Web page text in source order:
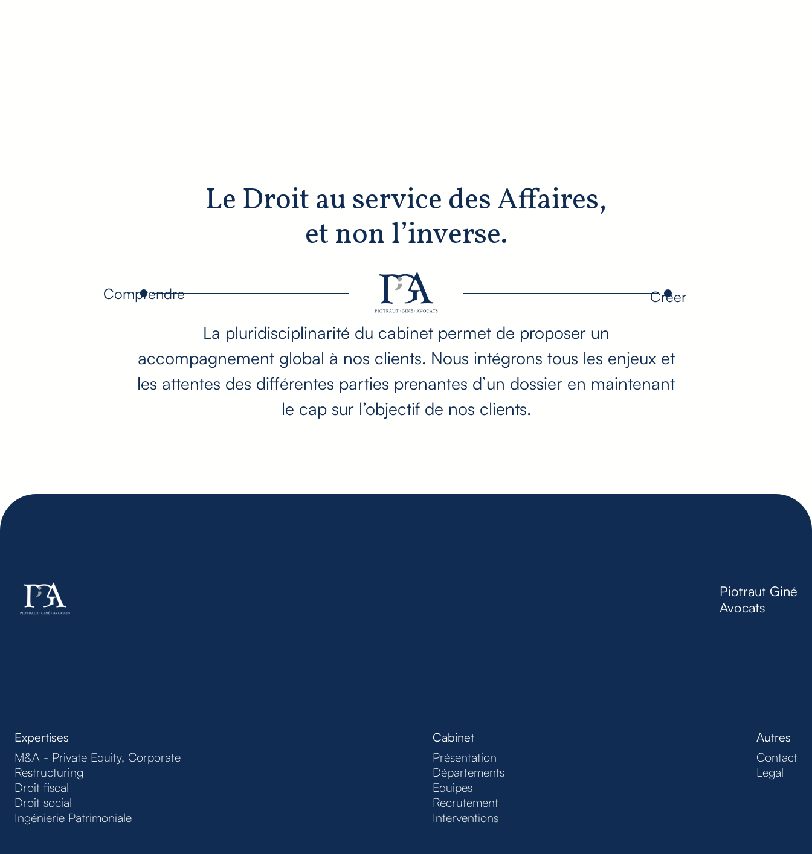
Le Droit au service des Affaires,
et non l’inverse.
Comprendre Créer
La pluridisciplinarité du cabinet permet de proposer un
accompagnement global à nos clients. Nous intégrons tous les enjeux et
les attentes des différentes parties prenantes d’un dossier en maintenant
le cap sur l’objectif de nos clients.
Piotraut Giné
Avocats
Expertises
M&A - Private Equity, Corporate
Restructuring
Droit fiscal
Droit social
Ingénierie Patrimoniale
Cabinet
Présentation
Départements
Equipes
Recrutement
Interventions
Autres
Contact
Legal